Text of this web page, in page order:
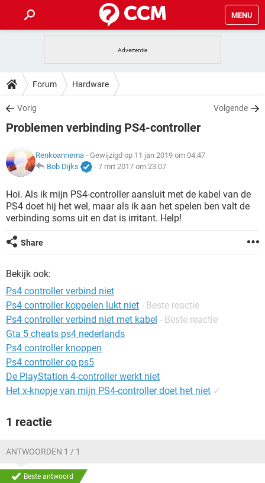
MENU
INSTAGRAM
NETFLIX
GRATIS SNAPCHAT
HOW-TO
VIDEOBELLEN
GRATIS SNAPCHAT
TIKTOK
DOWNLOADS
VIDEOBELLEN GAMES
NETFLIX CORONAVIRUS
GRATIS SNAPCHAT
TIKTOK
VIDEOBELLEN GAMES
INSTAGRAM
NETFLIX CORONAVIRUS
GRATIS SNAPCHAT
TIKTOK
ARTIKELEN
VIDEOBELLEN GAMES
INSTAGRAM WINDOWS 10
GRATIS
TIKTOK
Forum Hardware
Vorig Volgende
Problemen verbinding PS4-controller
Renkoannema - Gewijzigd op 11 jan 2019 om 04:47
Bob Dijks
- 7 mrt 2017 om 23:07
Hoi. Als ik mijn PS4-controller aansluit met de kabel van de
PS4 doet hij het wel, maar als ik aan het spelen ben valt de
verbinding soms uit en dat is irritant. Help!
Share
Bekijk ook:
Ps4 controller verbind niet
Ps4 controller koppelen lukt niet - Beste reactie
Ps4 controller verbind niet met kabel - Beste reactie
Gta 5 cheats ps4 nederlands
Ps4 controller knoppen
Ps4 controller op ps5
De PlayStation 4-controller werkt niet
Het x-knopje van mijn PS4-controller doet het niet ✓
1 reactie
ANTWOORDEN 1 / 1
Beste antwoord